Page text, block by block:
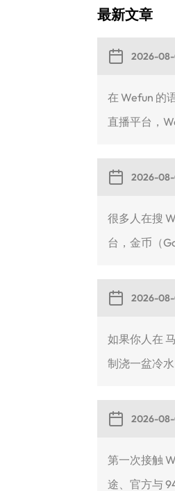
最新文章
2026-
在 Wefun 的
直播平台，
2026-
很多人在搜
台，金币（
2026-
如果你人在
制浇一盆冷
2026-
第一次接触
途、官方与